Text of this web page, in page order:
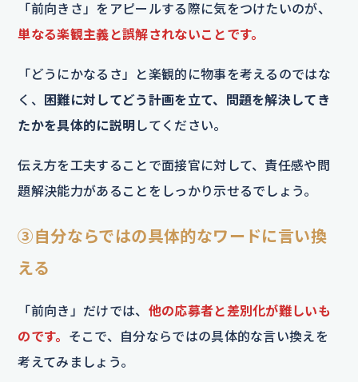
「前向きさ」をアピールする際に気をつけたいのが、
単なる楽観主義と誤解されないことです。
「どうにかなるさ」と楽観的に物事を考えるのではな
く、
困難に対してどう計画を立て、問題を解決してき
たかを具体的に説明 してください。
伝え方を工夫することで面接官に対して、責任感や問
題解決能力があることをしっかり示せるでしょう。
③自分ならではの具体的なワードに言い換
える
「前向き」だけでは、 他の応募者と差別化が難しいも
のです。 そこで、自分ならではの具体的な言い換えを
考えてみましょう。